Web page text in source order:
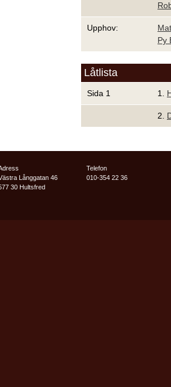
Upphov:
Py
Låtlista
Sida 1 1.
2.
Långgatan 46
30 Hultsfred
Telefon
010-354 22 36